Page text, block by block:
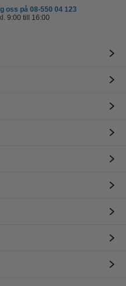
oss på 08-550 04 123
9:00 till 16:00